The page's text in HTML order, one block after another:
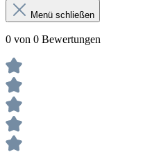
Menü schließen
0 von 0 Bewertungen